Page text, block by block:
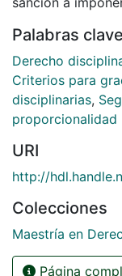
Palabras clave
Derecho
Criterios para
disciplinarias,
proporcionalidad
URI
http://
Colecciones
Maestría en
Página